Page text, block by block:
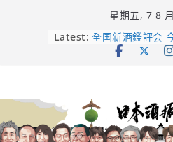
星期五, 7 8
Latest: 日本酒類地理標
全国新酒鑑評会
市場！梅乃宿上
龜之井酒造：口
吟釀的堅持與傳